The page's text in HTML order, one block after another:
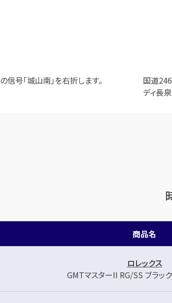
号「城山南」を右折します。
国道
ディ長
商品名
ロレックス
GMTマスターII RG/SS ブラッ